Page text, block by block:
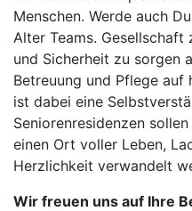
Menschen. Werde auch
Alter Teams.
und Sicherheit zu sorgen
Betreuung und Pflege auf
ist dabei eine
Seniorenresidenzen
einen Ort voller Leben,
Herzlichkeit verwandelt
Wir freuen uns auf Ihre